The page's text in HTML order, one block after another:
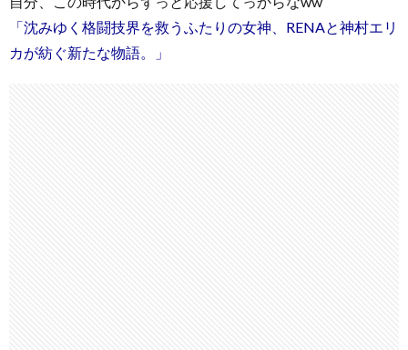
「沈みゆく格闘技界を救うふたりの女神、RENAと神村エリ
カが紡ぐ新たな物語。」